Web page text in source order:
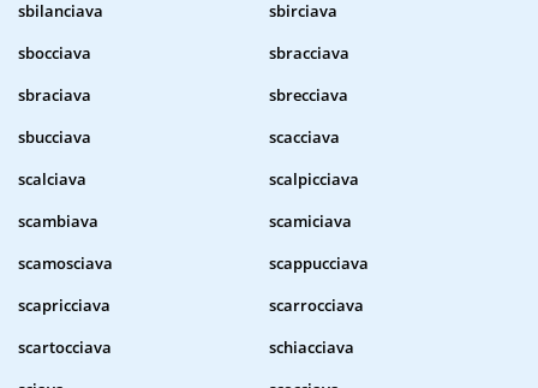
sbilanciava
sbirciava
sbocciava
sbracciava
sbraciava
sbrecciava
sbucciava
scacciava
scalciava
scalpicciava
scambiava
scamiciava
scamosciava
scappucciava
scapricciava
scarrocciava
scartocciava
schiacciava